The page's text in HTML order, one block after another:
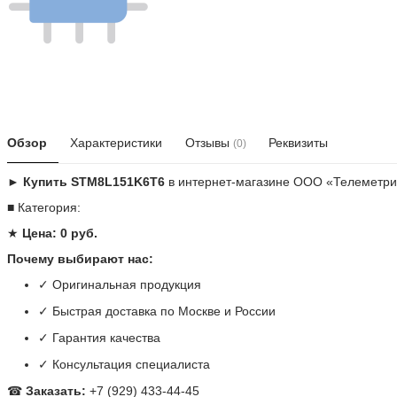
Обзор Характеристики Отзывы (0) Реквизиты
► Купить STM8L151K6T6 в интернет-магазине ООО
■ Категория:
★ Цена: 0 руб.
Почему выбирают нас:
✓ Оригинальная продукция
✓ Быстрая доставка по Москве и России
✓ Гарантия качества
✓ Консультация специалиста
☎Заказать: +7 (929) 433-44-45